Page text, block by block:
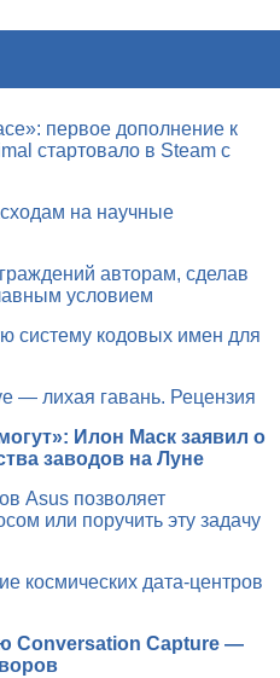
первое дополнение к
стартовало в Steam с
на научные
авторам, сделав
условием
систему кодовых имен для
— лихая гавань. Рецензия
Илон Маск заявил о
заводов на Луне
Asus позволяет
или поручить эту задачу
космических дата-центров
Conversation Capture —